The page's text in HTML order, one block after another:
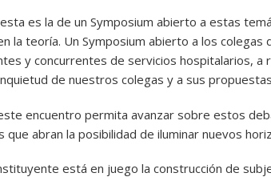
es la de un Symposium abierto a estas
la teoría. Un Symposium abierto a los
y concurrentes de servicios hospitalarios,
de nuestros colegas y a sus
encuentro permita avanzar sobre estos
abran la posibilidad de iluminar nuevos
está en juego la construcción de